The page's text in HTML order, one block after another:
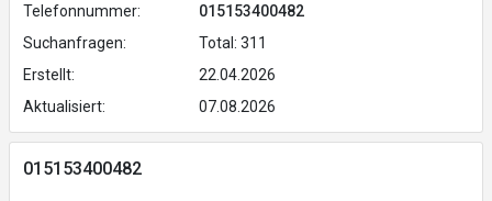
Telefonnummer:
015153400482
Suchanfragen:
Total: 311
Erstellt:
22.04.2026
Aktualisiert:
07.08.2026
015153400482